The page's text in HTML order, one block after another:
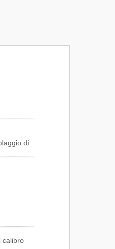
di
di
calibro